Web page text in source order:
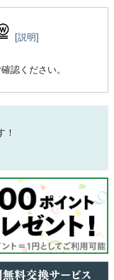
[説明]
認ください。
！